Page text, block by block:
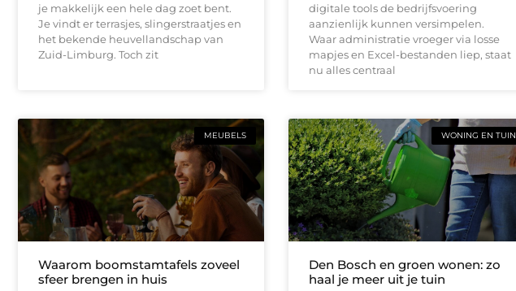
je makkelijk een hele dag zoet bent.
Je vindt er terrasjes, slingerstraatjes en
het bekende heuvellandschap van
Zuid-Limburg. Toch zit
digitale tools de bedrijfsvoering
aanzienlijk kunnen versimpelen.
Waar administratie vroeger via losse
mapjes en Excel-bestanden liep, staat
nu alles centraal
MEUBELS
Waarom boomstamtafels zoveel
sfeer brengen in huis
WONING EN TUIN
Den Bosch en groen wonen: zo
haal je meer uit je tuin